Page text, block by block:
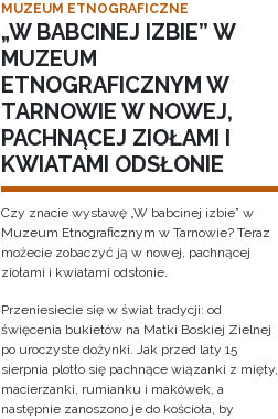
MUZEUM ETNOGRAFICZNE
„W BABCINEJ IZBIE” W
MUZEUM
ETNOGRAFICZNYM W
TARNOWIE W NOWEJ,
PACHNĄCEJ ZIOŁAMI I
KWIATAMI ODSŁONIE
Czy znacie wystawę „W babcinej izbie” w
Muzeum Etnograficznym w Tarnowie? Teraz
możecie zobaczyć ją w nowej, pachnącej
ziołami i kwiatami odsłonie.
Przeniesiecie się w świat tradycji: od
święcenia bukietów na Matki Boskiej Zielnej
po uroczyste dożynki. Jak przed laty 15
sierpnia plotło się pachnące wiązanki z mięty,
macierzanki, rumianku i makówek, a
następnie zanoszono je do kościoła, by